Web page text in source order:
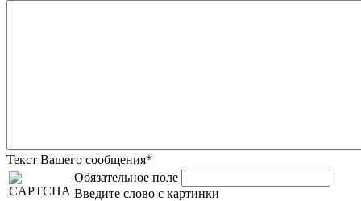
Текст Вашего сообщения*
Обязательное поле
Введите слово с картинки